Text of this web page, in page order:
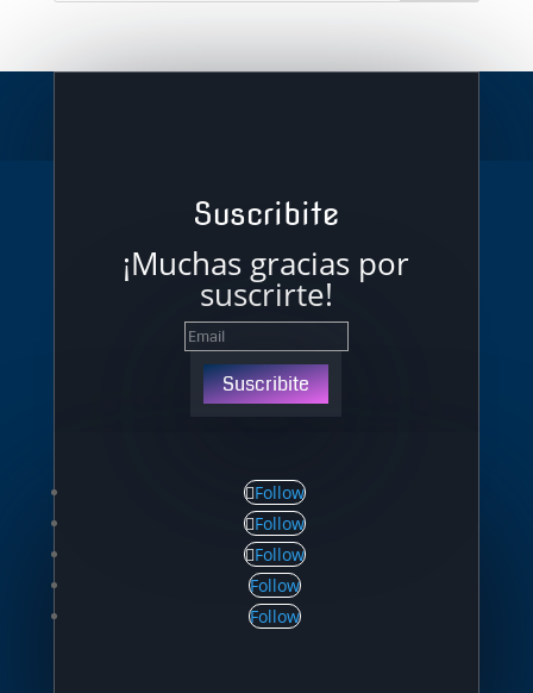
Suscribite
¡Muchas gracias por
suscrirte!
Suscribite
Follow
Follow
Follow
Follow
Follow